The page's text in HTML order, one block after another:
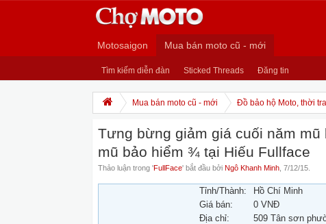
Motosaigon Mua bán moto cũ - mới
Tìm kiếm diễn đàn Sticked Threads Đăng tin
Mua bán moto cũ - mới Đồ bảo hộ Moto, thời
Tưng bừng giảm giá cuối năm
mũ bảo hiểm ¾ tại Hiếu Fullface
Thảo luận trong 'FullFace' bắt đầu bởi Ngô Khanh Minh 7/12/15
Tỉnh/Thành:
Hồ Chí Minh
Giá bán:
0 VNĐ
Địa chỉ:
509 Tân sơn